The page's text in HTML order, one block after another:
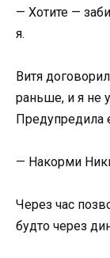
— Хотите —
я.
Витя
раньше, и я не
Предупредила
— Накорми
Через час
будто через